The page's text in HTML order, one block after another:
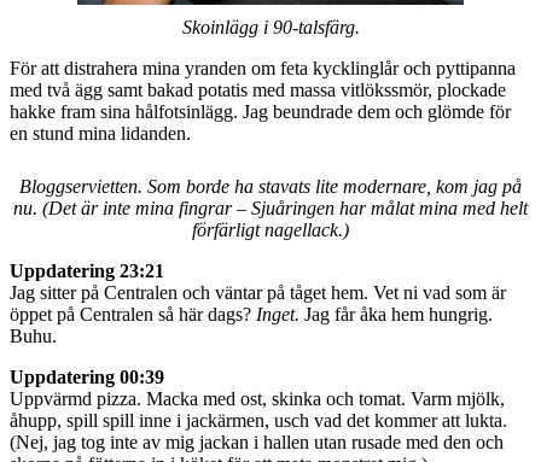
Skoinlägg i 90-talsfärg.
För att distrahera mina yranden om feta kycklinglår och pyttipanna
med två ägg samt bakad potatis med massa vitlökssmör, plockade
hakke fram sina hålfotsinlägg. Jag beundrade dem och glömde för
en stund mina lidanden.
Bloggservietten. Som borde ha stavats lite modernare, kom jag på
nu. (Det är inte mina fingrar – Sjuåringen har målat mina med helt
förfärligt nagellack.)
Uppdatering 23:21
Jag sitter på Centralen och väntar på tåget hem. Vet ni vad som är
öppet på Centralen så här dags? Inget. Jag får åka hem hungrig.
Buhu.
Uppdatering 00:39
Uppvärmd pizza. Macka med ost, skinka och tomat. Varm mjölk,
åhupp, spill spill inne i jackärmen, usch vad det kommer att lukta.
(Nej, jag tog inte av mig jackan i hallen utan rusade med den och